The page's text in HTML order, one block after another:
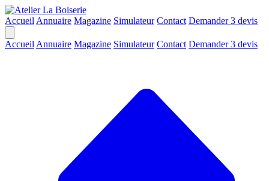
Accueil Annuaire Magazine Simulateur Contact Demander 3 devis
Accueil Annuaire Magazine Simulateur Contact Demander 3 devis